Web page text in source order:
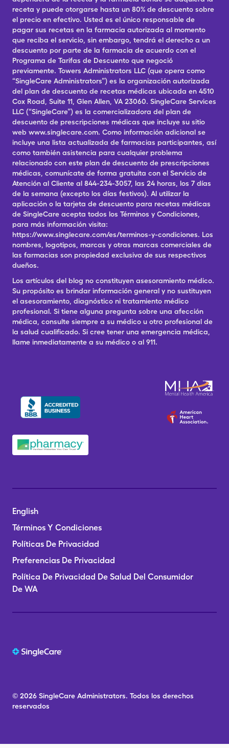
receta y puede otorgarse hasta un 80% de descuento sobre
el precio en efectivo. Usted es el único responsable de
pagar sus recetas en la farmacia autorizada al momento
que reciba el servicio, sin embargo, tendrá el derecho a un
descuento por parte de la farmacia de acuerdo con el
Programa de Tarifas de Descuento que negoció
previamente. Towers Administrators LLC (que opera como
“SingleCare Administrators”) es la organización autorizada
del plan de descuento de recetas médicas ubicada en 4510
Cox Road, Suite 11, Glen Allen, VA 23060. SingleCare Services
LLC (“SingleCare”) es la comercializadora del plan de
descuento de prescripciones médicas que incluye su sitio
web www.singlecare.com. Como información adicional se
incluye una lista actualizada de farmacias participantes, así
como también asistencia para cualquier problema
relacionado con este plan de descuento de prescripciones
médicas, comunícate de forma gratuita con el Servicio de
Atención al Cliente al 844-234-3057, las 24 horas, los 7 días
de la semana (excepto los días festivos). Al utilizar la
aplicación o la tarjeta de descuento para recetas médicas
de SingleCare acepta todos los Términos y Condiciones,
para más información visita:
https://www.singlecare.com/es/terminos-y-condiciones. Los
nombres, logotipos, marcas y otras marcas comerciales de
las farmacias son propiedad exclusiva de sus respectivos
dueños.
Los artículos del blog no constituyen asesoramiento médico.
Su propósito es brindar información general y no sustituyen
el asesoramiento, diagnóstico ni tratamiento médico
profesional. Si tiene alguna pregunta sobre una afección
médica, consulte siempre a su médico u otro profesional de
la salud cualificado. Si cree tener una emergencia médica,
llame inmediatamente a su médico o al 911.
English
Términos Y Condiciones
Políticas De Privacidad
Preferencias De Privacidad
Política De Privacidad De Salud Del Consumidor
De WA
© 2026 SingleCare Administrators. Todos los derechos
reservados